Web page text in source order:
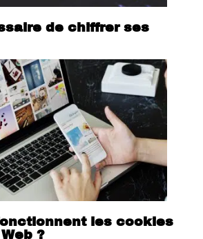
de chiffrer ses
les cookies
?